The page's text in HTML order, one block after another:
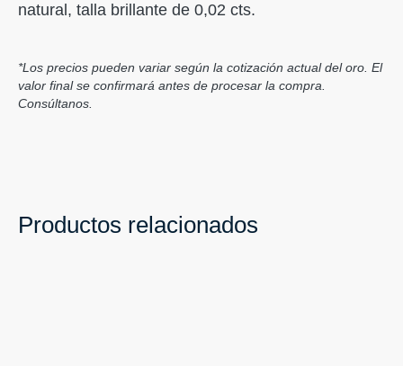
natural, talla brillante de 0,02 cts.
*Los precios pueden variar según la cotización actual del oro. El
valor final se confirmará antes de procesar la compra.
Consúltanos.
Productos relacionados